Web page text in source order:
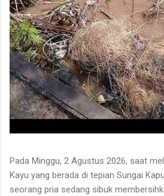
Pada Minggu, 2 Agustus 2026, saat
Kayu yang berada di tepian Sungai
seorang pria sedang sibuk